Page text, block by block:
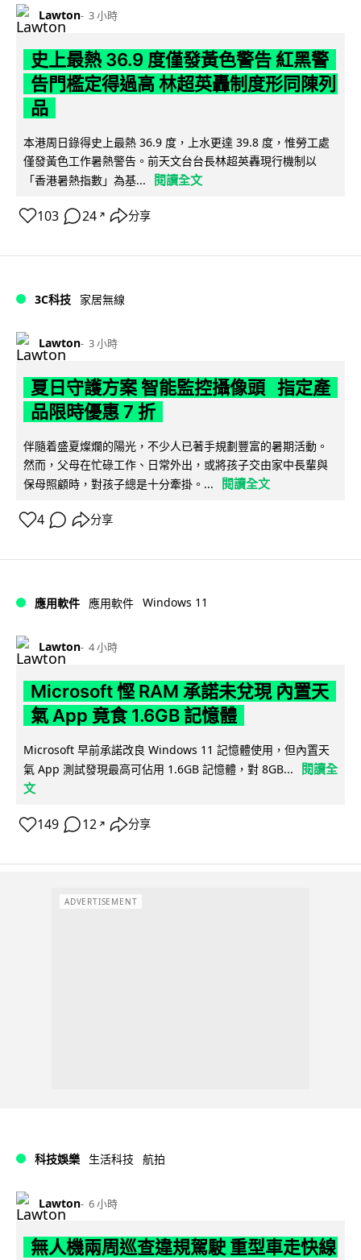
Lawton 3 小時
史上最熱 36.9 度僅發黃色警告 紅黑警
告門檻定得過高 林超英轟制度形同陳列
品
本港周日錄得史上最熱 36.9 度，上水更達 39.8 度，惟勞工處
僅發黃色工作暑熱警告。前天文台台長林超英轟現行機制以
「香港暑熱指數」為基...
閱讀全文
103 24 ↗ 分享
3C科技 家居無線
Lawton 3 小時
夏日守護方案 智能監控攝像頭 指定產
品限時優惠 7 折
伴隨着盛夏燦爛的陽光，不少人已著手規劃豐富的暑期活動。
然而，父母在忙碌工作、日常外出，或將孩子交由家中長輩與
保母照顧時，對孩子總是十分牽掛。...
閱讀全文
4 分享
應用軟件 應用軟件 Windows 11
Lawton 4 小時
Microsoft 慳 RAM 承諾未兌現 內置天
氣 App 竟食 1.6GB 記憶體
Microsoft 早前承諾改良 Windows 11 記憶體使用，但內置天
氣 App 測試發現最高可佔用 1.6GB 記憶體，對 8GB...
閱讀全
文
149 12 ↗ 分享
ADVERTISEMENT
科技娛樂 生活科技 航拍
Lawton 6 小時
無人機兩周巡查違規駕駛 重型車走快線